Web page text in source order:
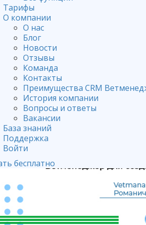
Тарифы
О компании
О нас
Блог
Новости
Отзывы
Команда
Контакты
Преимущества CRM
История компании
Вопросы и ответы
Вакансии
База знаний
Поддержка
Войти
бесплатно